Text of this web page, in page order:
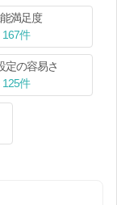
満足度
167件
定の容易さ
125件